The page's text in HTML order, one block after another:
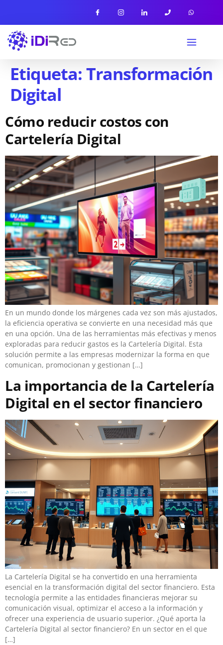
Etiqueta:Transformación
Digital
Cómo reducir costos con
Cartelería Digital
En un mundo donde los márgenes cada vez son más ajustados,
la eficiencia operativa se convierte en una necesidad más que
en una opción. Una de las herramientas más efectivas y menos
exploradas para reducir gastos es la Cartelería Digital. Esta
solución permite a las empresas modernizar la forma en que
comunican, promocionan y gestionan […]
La importancia de la Cartelería
Digital en el sector financiero
La Cartelería Digital se ha convertido en una herramienta
esencial en la transformación digital del sector financiero. Esta
tecnología permite a las entidades financieras mejorar su
comunicación visual, optimizar el acceso a la información y
ofrecer una experiencia de usuario superior. ¿Qué aporta la
Cartelería Digital al sector financiero? En un sector en el que
[…]